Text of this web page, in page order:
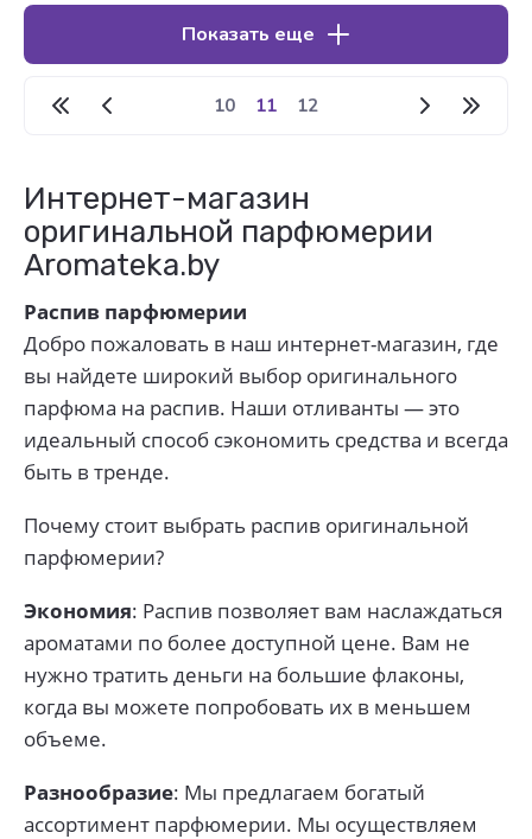
Показать еще
10 11 12
Интернет-магазин
оригинальной парфюмерии
Aromateka.by
Распив парфюмерии
Добро пожаловать в наш интернет-магазин, где
вы найдете широкий выбор оригинального
парфюма на распив. Наши отливанты — это
идеальный способ сэкономить средства и всегда
быть в тренде.
Почему стоит выбрать распив оригинальной
парфюмерии?
Экономия: Распив позволяет вам наслаждаться
ароматами по более доступной цене. Вам не
нужно тратить деньги на большие флаконы,
когда вы можете попробовать их в меньшем
объеме.
Разнообразие: Мы предлагаем богатый
ассортимент парфюмерии. Мы осуществляем